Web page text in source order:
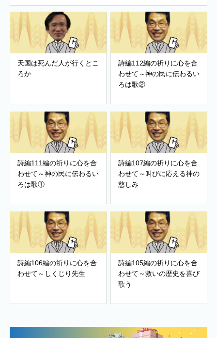
天国は死んだ人が行くとこ
ろか
詩編112編の祈りに心を合
わせて～神の民に伝わるい
ろは歌②
詩編111編の祈りに心を合
わせて～神の民に伝わるい
ろは歌①
詩編107編の祈りに心を合
わせて～叫びに応える神の
慈しみ
詩編106編の祈りに心を合
わせて～しくじり先生
詩編105編の祈りに心を合
わせて～救いの歴史を喜び
歌う